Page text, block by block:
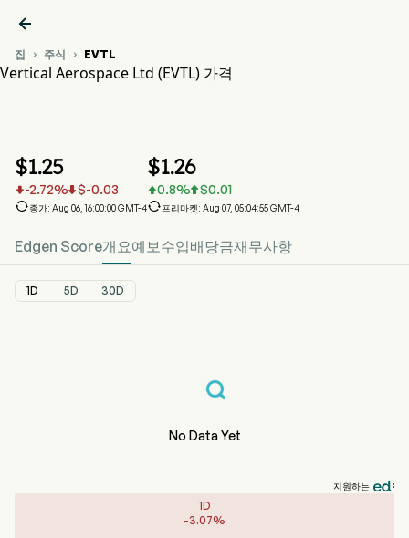

집  주식  EVTL
Vertical Aerospace Ltd (EVTL) 가격
$1.25
-2.72% $-0.03
종가: Aug 06, 16:00:00 GMT-4
$1.26
0.8% $0.01
프리마켓: Aug 07, 05:04:55 GMT-4
Edgen Score개요예보수입배당금재무사항
1D 5D 30D
No Data Yet
지원하는
1D
-3.07%